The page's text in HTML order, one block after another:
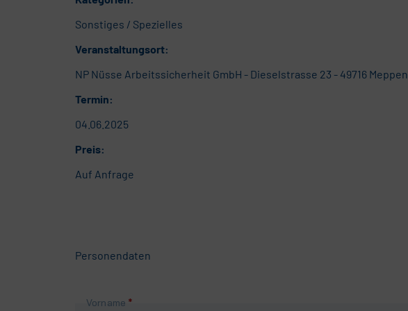
Sonstiges / Spezielles
Veranstaltungsort:
NP Nüsse Arbeitssicherheit GmbH - Dieselstrasse 23 - 49716 Meppen
Termin:
04.06.2025
Preis:
Auf Anfrage
Personendaten
Pflichtfeld
Vorname *